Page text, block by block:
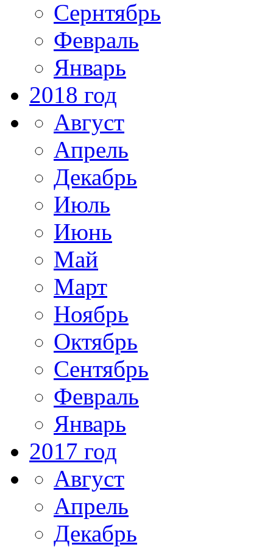
Сернтябрь
Февраль
Январь
2018 год
Август
Апрель
Декабрь
Июль
Июнь
Май
Март
Ноябрь
Октябрь
Сентябрь
Февраль
Январь
2017 год
Август
Апрель
Декабрь